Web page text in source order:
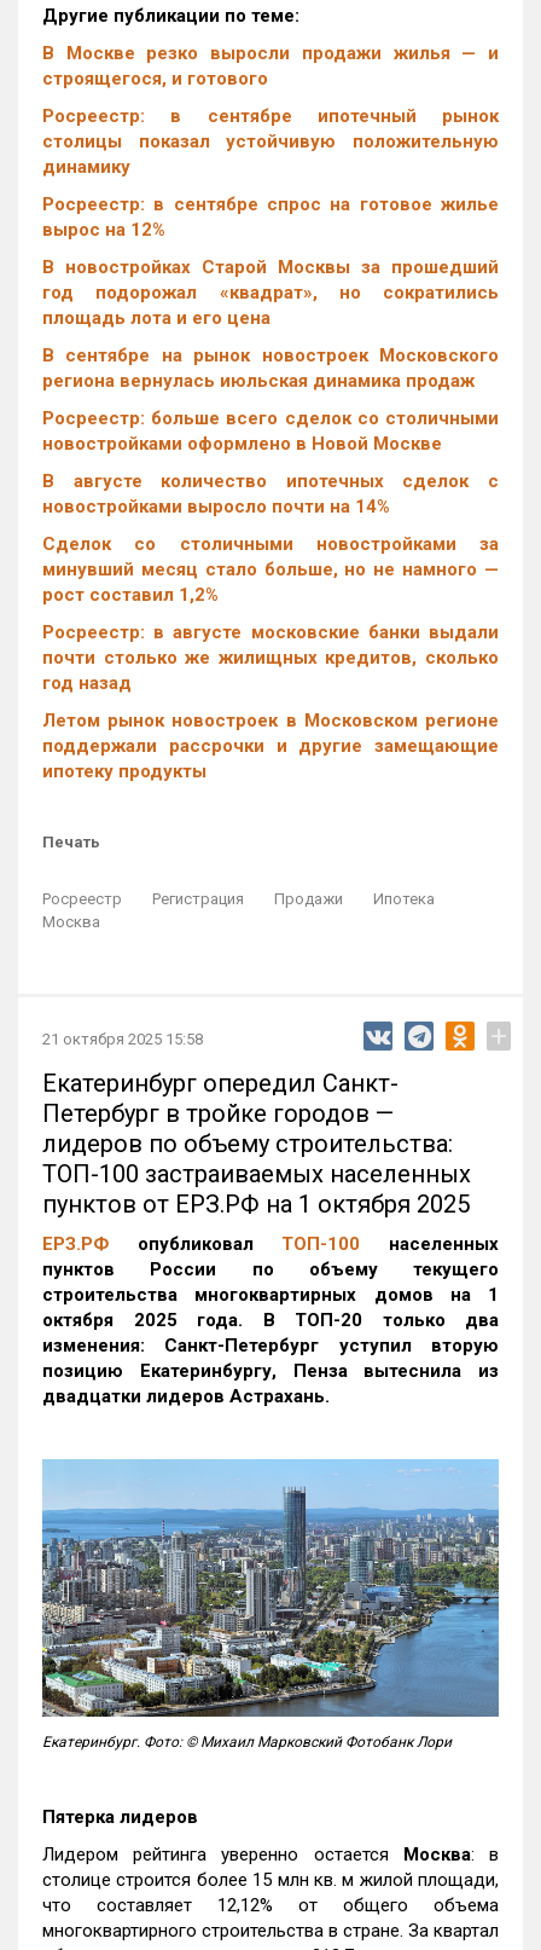
Другие публикации по теме:
В Москве резко выросли продажи жилья — и
строящегося, и готового
Росреестр: в сентябре ипотечный рынок
столицы показал устойчивую положительную
динамику
Росреестр: в сентябре спрос на готовое жилье
вырос на 12%
В новостройках Старой Москвы за прошедший
год подорожал «квадрат», но сократились
площадь лота и его цена
В сентябре на рынок новостроек Московского
региона вернулась июльская динамика продаж
Росреестр: больше всего сделок со столичными
новостройками оформлено в Новой Москве
В августе количество ипотечных сделок с
новостройками выросло почти на 14%
Cделок со столичными новостройками за
минувший месяц стало больше, но не намного —
рост составил 1,2%
Росреестр: в августе московские банки выдали
почти столько же жилищных кредитов, сколько
год назад
Летом рынок новостроек в Московском регионе
поддержали рассрочки и другие замещающие
ипотеку продукты
Печать
Росреестр Регистрация Продажи
Ипотека
Москва
21 октября 2025 15:58 +
Екатеринбург опередил Санкт-
Петербург в тройке городов —
лидеров по объему строительства:
ТОП-100 застраиваемых населенных
пунктов от ЕРЗ.РФ на 1 октября 2025
ЕРЗ.РФ опубликовал ТОП-100 населенных
пунктов России по объему текущего
строительства многоквартирных домов на 1
октября 2025 года. В ТОП-20 только два
изменения: Санкт-Петербург уступил вторую
позицию Екатеринбургу, Пенза вытеснила из
двадцатки лидеров Астрахань.
Екатеринбург. Фото: © Михаил Марковский Фотобанк Лори
Пятерка лидеров
Лидером рейтинга уверенно остается Москва: в
столице строится более 15 млн кв. м жилой площади,
что составляет 12,12% от общего объема
многоквартирного строительства в стране. За квартал